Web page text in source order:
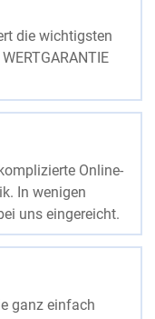
die wichtigsten
Online-
In wenigen
uns eingereicht.
ganz einfach